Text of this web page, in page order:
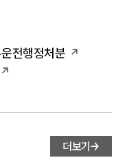
약
약
전행정처분
더보기